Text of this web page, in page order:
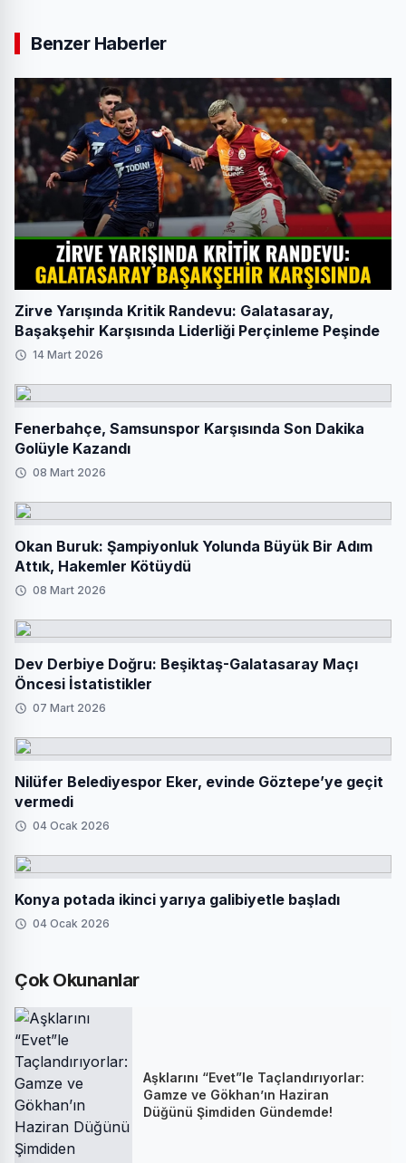
Benzer Haberler
Zirve Yarışında Kritik Randevu: Galatasaray,
Başakşehir Karşısında Liderliği Perçinleme Peşinde
14 Mart 2026
Fenerbahçe, Samsunspor Karşısında Son Dakika
Golüyle Kazandı
08 Mart 2026
Okan Buruk: Şampiyonluk Yolunda Büyük Bir Adım
Attık, Hakemler Kötüydü
08 Mart 2026
Dev Derbiye Doğru: Beşiktaş-Galatasaray Maçı
Öncesi İstatistikler
07 Mart 2026
Nilüfer Belediyespor Eker, evinde Göztepe’ye geçit
vermedi
04 Ocak 2026
Konya potada ikinci yarıya galibiyetle başladı
04 Ocak 2026
Çok Okunanlar
Aşklarını “Evet”le Taçlandırıyorlar:
Gamze ve Gökhan’ın Haziran
Düğünü Şimdiden Gündemde!